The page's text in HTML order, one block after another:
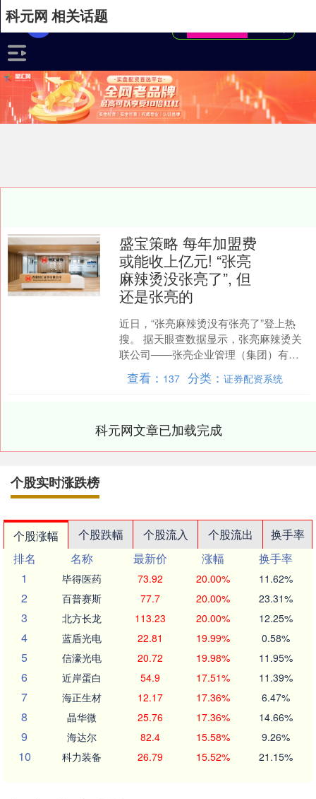
科元网 相关话题
盛宝策略 每年加盟费
或能收上亿元! “张亮
麻辣烫没张亮了”, 但
还是张亮的
近日，“张亮麻辣烫没有张亮了”登上热
搜。 据天眼查数据显示，张亮麻辣烫关
联公司——张亮企业管理（集团）有限
公司发生了工商变更。 天眼查APP显
示，9月初，张亮麻....
查看： 137 分类：证券配资系统
科元网文章已加载完成
个股实时涨跌榜
个股涨幅 个股跌幅 个股流入 个股流出
换手率
排名
名称 最新价 涨幅
换手率
1
毕得医药 73.92 20.00% 11.62%
2 百普赛斯 77.7 20.00% 23.31%
3 北方长龙 113.23 20.00% 12.25%
4 蓝盾光电 22.81 19.99% 0.58%
5 信濠光电 20.72 19.98% 11.95%
6 近岸蛋白 54.9 17.51% 11.39%
7 海正生材 12.17 17.36% 6.47%
8 晶华微 25.76 17.36% 14.66%
9 海达尔 82.4 15.58% 9.26%
10 科力装备 26.79 15.52% 21.15%